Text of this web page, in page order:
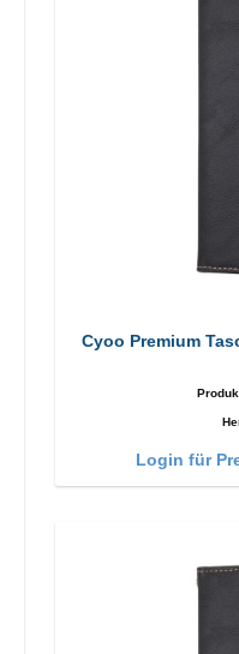
Cyoo Premium
Login für